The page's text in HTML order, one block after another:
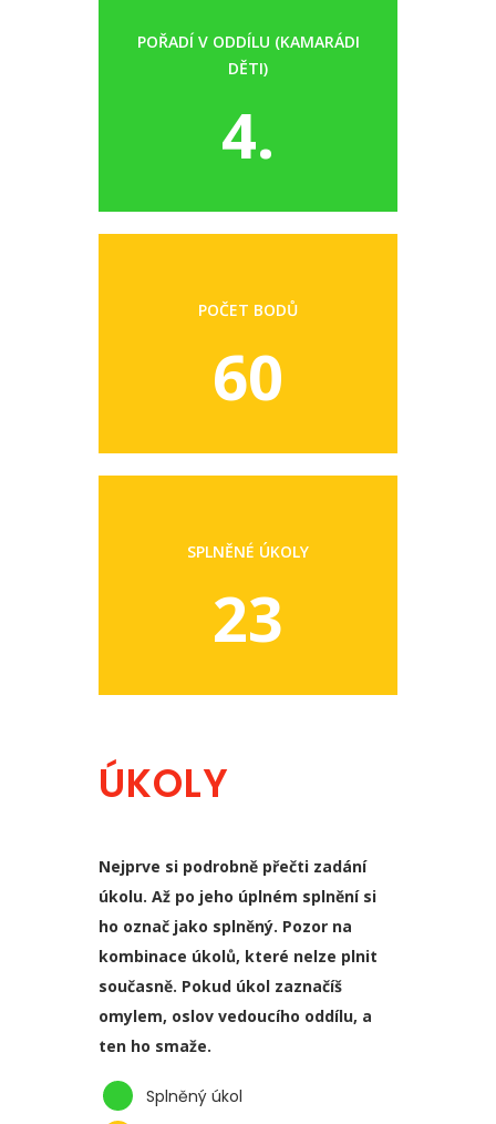
POŘADÍ V ODDÍLU (KAMARÁDI
DĚTI)
4.
POČET BODŮ
60
SPLNĚNÉ ÚKOLY
23
ÚKOLY
Nejprve si podrobně přečti zadání
úkolu. Až po jeho úplném splnění si
ho označ jako splněný. Pozor na
kombinace úkolů, které nelze plnit
současně. Pokud úkol zaznačíš
omylem, oslov vedoucího oddílu, a
ten ho smaže.
Splněný úkol